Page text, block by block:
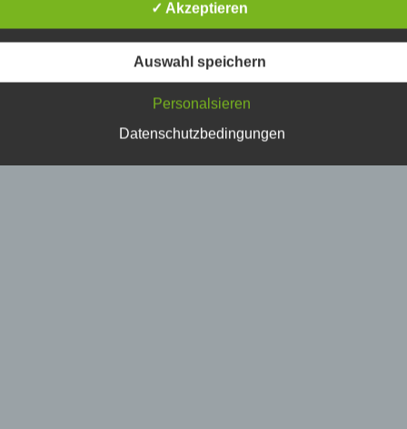
Verarbeitung
Vorgang oder jede solche Vorgangsreihe im
die Organisation, das Ordnen, die Speicherung, die
die Offenlegung durch Übermittlung, Verbreitung
✓ Akzeptieren
Auswahl speichern
Personalsieren
Datenschutzbedingungen